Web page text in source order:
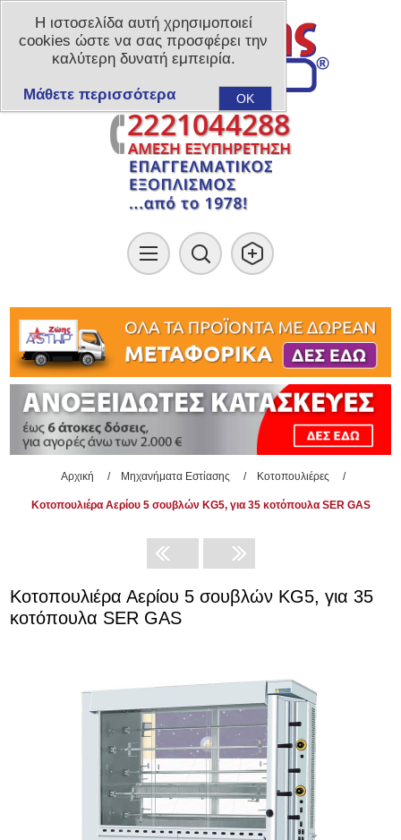
Αρχική / Μηχανήματα Εστίασης / Κοτοπουλιέρες /
Κοτοπουλιέρα Αερίου 5 σουβλών KG5, για 35 κοτόπουλα SER GAS
Κοτοπουλιέρα Αερίου 5 σουβλών KG5, για 35
κοτόπουλα SER GAS
Η ιστοσελίδα αυτή χρησιμοποιεί
cookies ώστε να σας προσφέρει την
καλύτερη δυνατή εμπειρία.
OK
Μάθετε περισσότερα